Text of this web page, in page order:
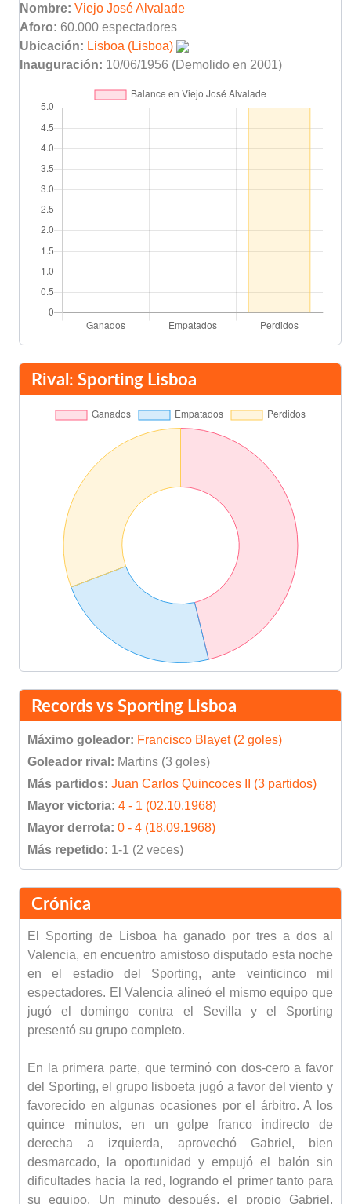
Nombre: Viejo José Alvalade
Aforo: 60.000 espectadores
Ubicación: Lisboa (Lisboa)
Inauguración: 10/06/1956 (Demolido en 2001)
Rival: Sporting Lisboa
Records vs Sporting Lisboa
Máximo goleador: Francisco Blayet (2 goles)
Goleador rival: Martins (3 goles)
Más partidos: Juan Carlos Quincoces II (3 partidos)
Mayor victoria: 4 - 1 (02.10.1968)
Mayor derrota: 0 - 4 (18.09.1968)
Más repetido: 1-1 (2 veces)
Crónica
El Sporting de Lisboa ha ganado por tres a dos al
Valencia, en encuentro amistoso disputado esta noche
en el estadio del Sporting, ante veinticinco mil
espectadores. El Valencia alineó el mismo equipo que
jugó el domingo contra el Sevilla y el Sporting
presentó su grupo completo.
En la primera parte, que terminó con dos-cero a favor
del Sporting, el grupo lisboeta jugó a favor del viento y
favorecido en algunas ocasiones por el árbitro. A los
quince minutos, en un golpe franco indirecto de
derecha a izquierda, aprovechó Gabriel, bien
desmarcado, la oportunidad y empujó el balón sin
dificultades hacia la red, logrando el primer tanto para
su equipo. Un minuto después, el propio Gabriel,